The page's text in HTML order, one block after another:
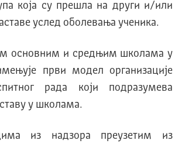
која су прешла на други и/или
услед оболевања ученика.
основним и средњим школама у
први модел организације
рада који подразумева
у школама.
из надзора преузетим из